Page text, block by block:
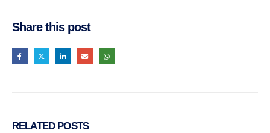
Share this post
RELATED POSTS